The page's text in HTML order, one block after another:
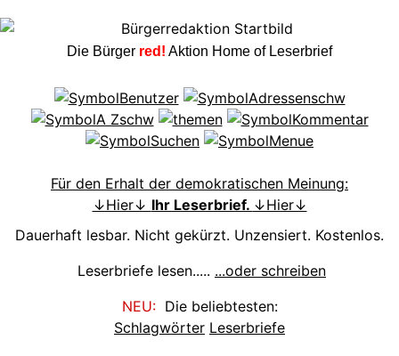
Die Bürger red! Aktion Home of Leserbrief
Für den Erhalt der demokratischen Meinung:
↓Hier↓ Ihr Leserbrief. ↓Hier↓
Dauerhaft lesbar. Nicht gekürzt. Unzensiert. Kostenlos.
Leserbriefe lesen..... ...oder schreiben
NEU:Die beliebtesten:
Schlagwörter Leserbriefe